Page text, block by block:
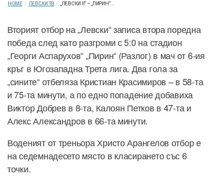
HOME / ЛЕВСКИ ТВ / „ЛЕВСКИ II“ – „ПИРИН“...
Вторият отбор на „Левски“ записа втора поредна
победа след като разгроми с 5:0 на стадион
„Георги Аспарухов“ „Пирин“ (Разлог) в мач от 6-ия
кръг в Югозападна Трета лига. Два гола за
„сините“ отбеляза Кристиан Красимиров – в 58-та
и 75-та минути, а по едно попадение добавиха
Виктор Добрев в 8-та, Калоян Петков в 47-та и
Алекс Александров в 66-та минути.
Воденият от треньора Христо Арангелов отбор е
на седемнадесето място в класирането със 6
точки.